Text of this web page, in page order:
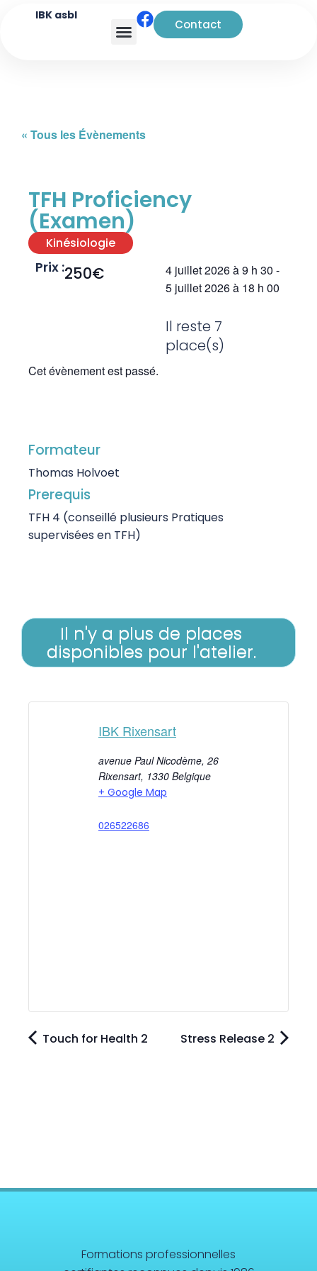
IBK asbl
Contact
« Tous les Évènements
TFH Proficiency
(Examen)
Kinésiologie
Prix :250€ 4 juillet 2026à9 h 30 -
5 juillet 2026à 18 h 00
Il reste 7
place(s)
Cet évènement est passé.
Formateur
Thomas Holvoet
Prerequis
TFH 4 (conseillé plusieurs Pratiques
supervisées en TFH)
Il n'y a plus de places
disponibles pour l'atelier.
IBK Rixensart
avenue Paul Nicodème, 26
Rixensart, 1330 Belgique
+ Google Map
026522686
Touch for Health 2 Stress Release 2
Formations professionnelles